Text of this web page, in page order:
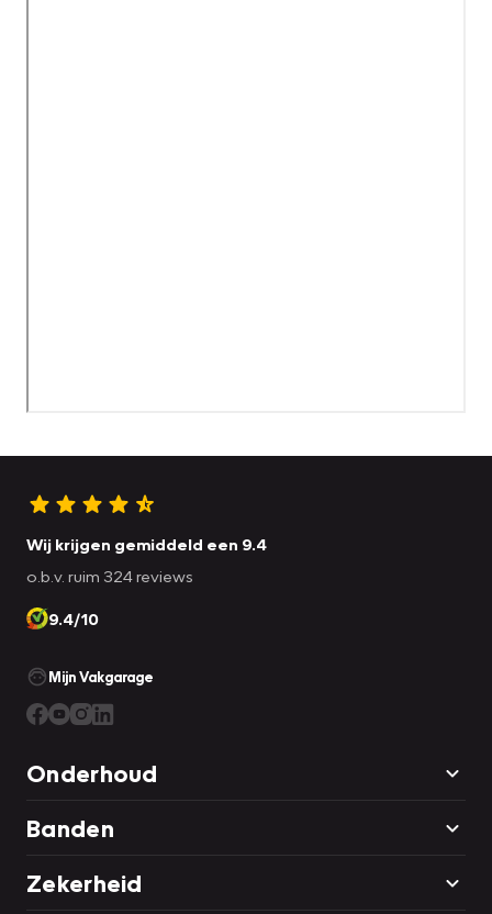
Wij krijgen gemiddeld een 9.4
o.b.v. ruim 324 reviews
9.4/10
Mijn Vakgarage
Onderhoud
Banden
Zekerheid